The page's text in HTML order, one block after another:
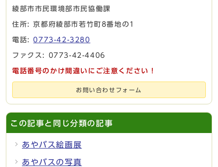
綾部市市民環境部市民協働課
住所: 京都府綾部市若竹町8番地の1
電話:0773-42-3280
ファクス: 0773-42-4406
電話番号のかけ間違いにご注意ください！
お問い合わせフォーム
この記事と同じ分類の記事
あやバス絵画展
あやバスの写真